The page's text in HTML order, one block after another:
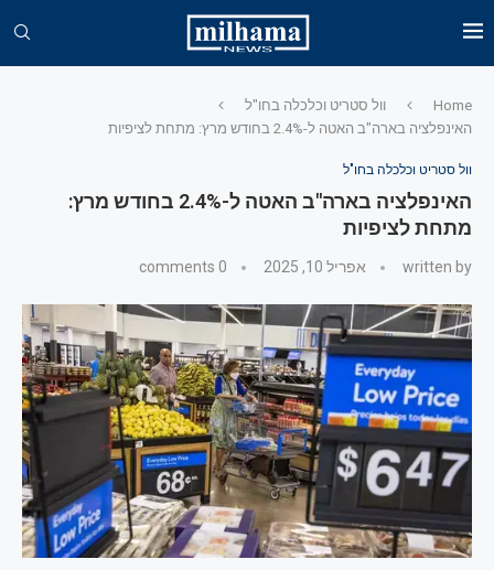
Home
וול סטריט וכלכלה בחו"ל
האינפלציה בארה"ב האטה ל-2.4% בחודש מרץ: מתחת לציפיות
וול סטריט וכלכלה בחו"ל
האינפלציה בארה"ב האטה ל-2.4% בחודש מרץ:
מתחת לציפיות
written by אפריל 10, 2025 0 comments